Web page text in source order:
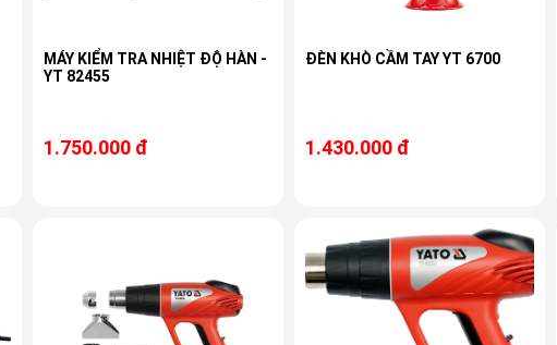
MÁY KIỂM TRA NHIỆT ĐỘ HÀN -
YT 82455
1.750.000 đ
ĐÈN KHÒ CẦM TAY YT 6700
1.430.000 đ